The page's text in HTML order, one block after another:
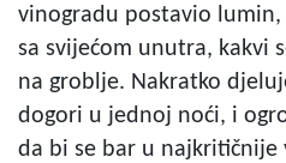
vinogradu postavio
sa svijećom unutra, kakvi
na groblje. Nakratko
dogori u jednoj noći, i
da bi se bar u